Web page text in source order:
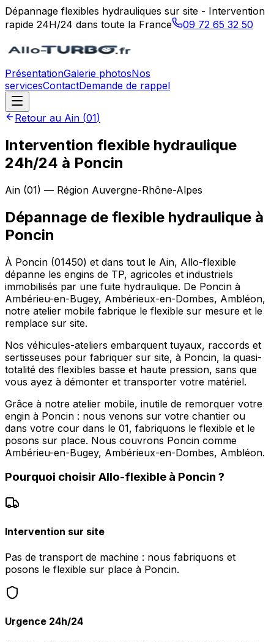
Dépannage flexibles hydrauliques sur site - Intervention
rapide 24H/24 dans toute la France
09 72 65 32 50
PrésentationGalerie photosNos
servicesContactDemande de rappel
Retour au Ain (01)
Intervention flexible hydraulique
24h/24 à Poncin
Ain (01) — Région Auvergne-Rhône-Alpes
Dépannage de flexible hydraulique à
Poncin
À Poncin (01450) et dans tout le Ain, Allo-flexible
dépanne les engins de TP, agricoles et industriels
immobilisés par une fuite hydraulique. De Poncin à
Ambérieu-en-Bugey, Ambérieux-en-Dombes, Ambléon,
notre atelier mobile fabrique le flexible sur mesure et le
remplace sur site.
Nos véhicules-ateliers embarquent tuyaux, raccords et
sertisseuses pour fabriquer sur site, à Poncin, la quasi-
totalité des flexibles basse et haute pression, sans que
vous ayez à démonter et transporter votre matériel.
Grâce à notre atelier mobile, inutile de remorquer votre
engin à Poncin : nous venons sur votre chantier ou
dans votre cour dans le 01, fabriquons le flexible et le
posons sur place. Nous couvrons Poncin comme
Ambérieu-en-Bugey, Ambérieux-en-Dombes, Ambléon.
Pourquoi choisir Allo-flexible à Poncin ?
Intervention sur site
Pas de transport de machine : nous fabriquons et
posons le flexible sur place à Poncin.
Urgence 24h/24